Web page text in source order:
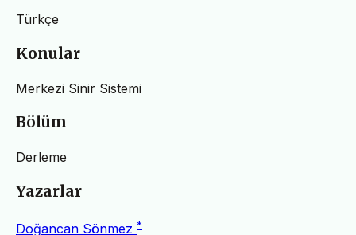
Türkçe
Konular
Merkezi Sinir Sistemi
Bölüm
Derleme
Yazarlar
Doğancan Sönmez *